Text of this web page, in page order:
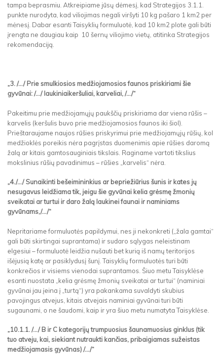
tampa beprasmiu. Atkreipiame jūsų dėmesį, kad Strategijos 3.1.1.
punkte nurodyta, kad viliojimas negali viršyti 10 kg pašaro 1 km2 per
mėnesį. Dabar esanti Taisyklių formuluotė, kad 10 km2 plote gali būti
įrengta ne daugiau kaip 10 šernų viliojimo vietų, atitinka Strategijos
rekomendaciją.
„3. /.../ Prie smulkiosios medžiojamosios faunos priskiriami šie
gyvūnai: /.../ laukiniaikeršuliai, karveliai, /.../“
Pakeitimu prie medžiojamųjų paukščių priskiriama dar viena rūšis –
karvelis (keršulis buvo prie medžiojamosios faunos iki šiol).
Prieštaraujame naujos rūšies priskyrimui prie medžiojamųjų rūšių, kol
medžioklės poreikis nėra pagrįstas duomenimis apie rūšies daromą
žalą ar kitais gamtosauginiais tikslais. Raginame vartoti tikslius
mokslinius rūšių pavadinimus – rūšies „karvelis“ nėra.
„4./.../ Sunaikinti bešeimininkius ar bepriežiūrius šunis ir kates jų
nesugavus leidžiama tik, jeigu šie gyvūnai kelia grėsmę žmonių
sveikatai ar turtui ir daro žalą laukinei faunai ir naminiams
gyvūnams,/.../“
Nepritariame formuluotės papildymui, nes ji nekonkreti („žala gamtai“
gali būti skirtingai suprantama) ir sudaro sąlygas neleistinam
elgesiui – formuluotė leidžia nušauti bet kurią iš namų teritorijos
išėjusią katę ar pasiklydusį šunį. Taisyklių formuluotės turi būti
konkrečios ir visiems vienodai suprantamos. Šiuo metu Taisyklėse
esanti nuostata „kelia grėsmę žmonių sveikatai ar turtui“ (naminiai
gyvūnai jau įeina į „turtą“) yra pakankama suvaldyti skubius
pavojingus atvejus, kitais atvejais naminiai gyvūnai turi būti
sugaunami, o ne šaudomi, kaip ir yra šiuo metu numatyta Taisyklėse.
„10.1.1. /.../ B ir C kategorijų trumpuosius šaunamuosius ginklus (tik
tuo atveju, kai, siekiant nutraukti kančias, pribaigiamas sužeistas
medžiojamasis gyvūnas) /.../“